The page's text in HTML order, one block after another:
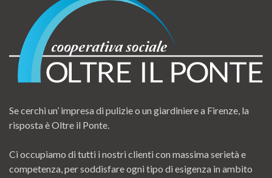
Se cerchi un’ impresa di pulizie o un giardiniere a Firenze, la
risposta è Oltre il Ponte.
Ci occupiamo di tutti i nostri clienti con massima serietà e
competenza, per soddisfare ogni tipo di esigenza in ambito